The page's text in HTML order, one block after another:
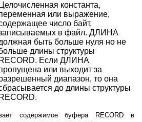
Целочисленная константа,
или выражение,
число байт,
в файл. ДЛИНА
быть больше нуля но не
длины структуры
RECORD. Если ДЛИНА
или выходит за
диапазон, то она
до длины структуры
RECORD.
содержимое буфера RECORD в